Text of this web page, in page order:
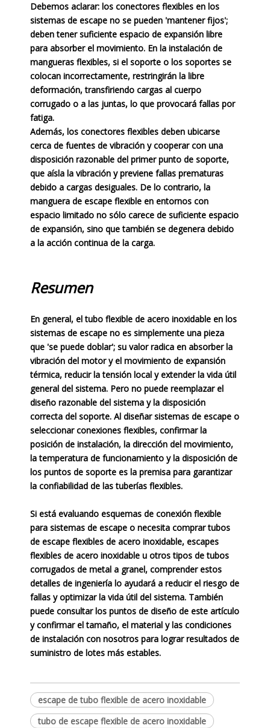
Debemos aclarar: los conectores flexibles en los
sistemas de escape no se pueden 'mantener fijos';
deben tener suficiente espacio de expansión libre
para absorber el movimiento. En la instalación de
mangueras flexibles, si el soporte o los soportes se
colocan incorrectamente, restringirán la libre
deformación, transfiriendo cargas al cuerpo
corrugado o a las juntas, lo que provocará fallas por
fatiga.
Además, los conectores flexibles deben ubicarse
cerca de fuentes de vibración y cooperar con una
disposición razonable del primer punto de soporte,
que aísla la vibración y previene fallas prematuras
debido a cargas desiguales. De lo contrario, la
manguera de escape flexible en entornos con
espacio limitado no sólo carece de suficiente espacio
de expansión, sino que también se degenera debido
a la acción continua de la carga.
Resumen
En general, el tubo flexible de acero inoxidable en los
sistemas de escape no es simplemente una pieza
que 'se puede doblar'; su valor radica en absorber la
vibración del motor y el movimiento de expansión
térmica, reducir la tensión local y extender la vida útil
general del sistema. Pero no puede reemplazar el
diseño razonable del sistema y la disposición
correcta del soporte. Al diseñar sistemas de escape o
seleccionar conexiones flexibles, confirmar la
posición de instalación, la dirección del movimiento,
la temperatura de funcionamiento y la disposición de
los puntos de soporte es la premisa para garantizar
la confiabilidad de las tuberías flexibles.
Si está evaluando esquemas de conexión flexible
para sistemas de escape o necesita comprar tubos
de escape flexibles de acero inoxidable, escapes
flexibles de acero inoxidable u otros tipos de tubos
corrugados de metal a granel, comprender estos
detalles de ingeniería lo ayudará a reducir el riesgo de
fallas y optimizar la vida útil del sistema. También
puede consultar los puntos de diseño de este artículo
y confirmar el tamaño, el material y las condiciones
de instalación con nosotros para lograr resultados de
suministro de lotes más estables.
escape de tubo flexible de acero inoxidable
tubo de escape flexible de acero inoxidable